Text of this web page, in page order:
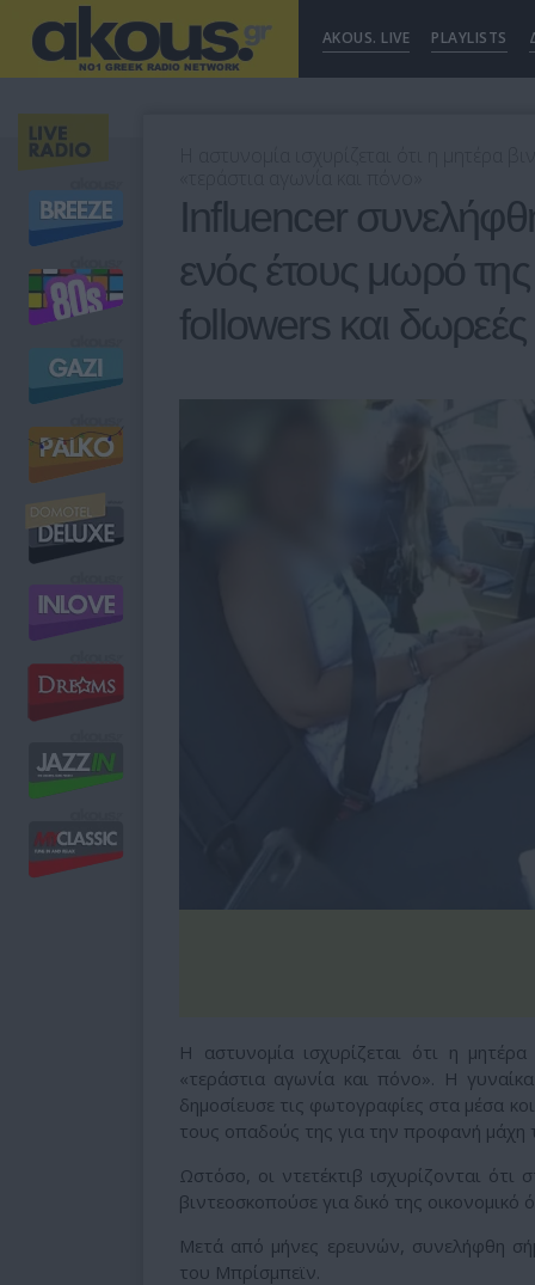
AKOUS. LIVE PLAYLISTS
Influencer
ενός έτους μωρό της
followers και δωρεές
Η αστυνομία ισχυρίζεται ότι η
«τεράστια αγωνία και πόνο». Η
δημοσίευσε τις φωτογραφίες στα μέσα
τους οπαδούς της για την προφανή μάχη
Ωστόσο, οι ντετέκτιβ ισχυρίζονται
βιντεοσκοπούσε για δικό της οικονομικό
Μετά από μήνες ερευνών, συνελήφθη
του Μπρίσμπεϊν.